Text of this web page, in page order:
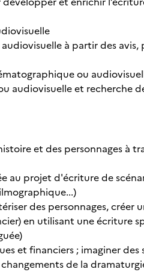
à partir des
ou
audiovisuelle et recherche
et des personnages à
au projet d'écriture de
des personnages, créer
en utilisant une écriture
et financiers ; imaginer
de la